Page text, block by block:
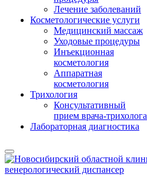
Лечение заболеваний
Косметологические услуги
Медицинский массаж
Уходовые процедуры
Инъекционная
косметология
Аппаратная
косметология
Трихология
Консультативный
прием врача-трихолога
Лабораторная диагностика